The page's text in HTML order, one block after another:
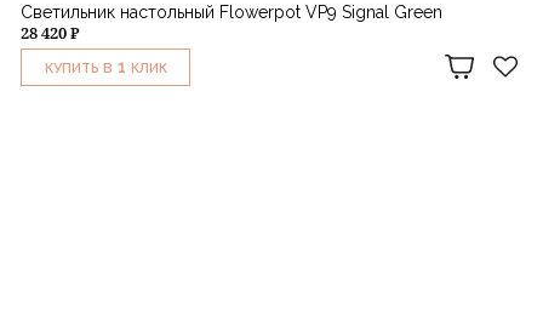
Светильник настольный Flowerpot VP9 Signal Green
28 420 ₽
КУПИТЬ В 1 КЛИК